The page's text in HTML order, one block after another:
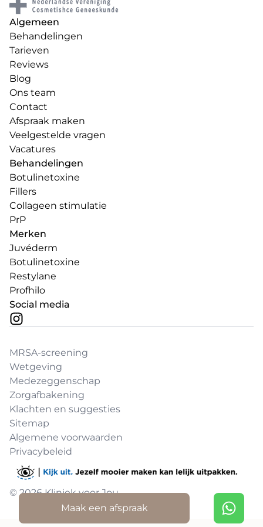
Algemeen
Behandelingen
Tarieven
Reviews
Blog
Ons team
Contact
Afspraak maken
Veelgestelde vragen
Vacatures
Behandelingen
Botulinetoxine
Fillers
Collageen stimulatie
PrP
Merken
Juvéderm
Botulinetoxine
Restylane
Profhilo
Social media
MRSA-screening
Wetgeving
Medezeggenschap
Zorgafbakening
Klachten en suggesties
Sitemap
© 2026 Kliniek voor Jou
Algemene voorwaarden
Privacybeleid
Maak een afspraak